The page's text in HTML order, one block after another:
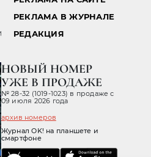
РЕКЛАМА В ЖУРНАЛЕ
РЕДАКЦИЯ
НОВЫЙ НОМЕР
УЖЕ В ПРОДАЖЕ
№ 28-32 (1019-1023) в продаже с
09 июля 2026 года
архив номеров
Журнал OK! на планшете и
смартфоне